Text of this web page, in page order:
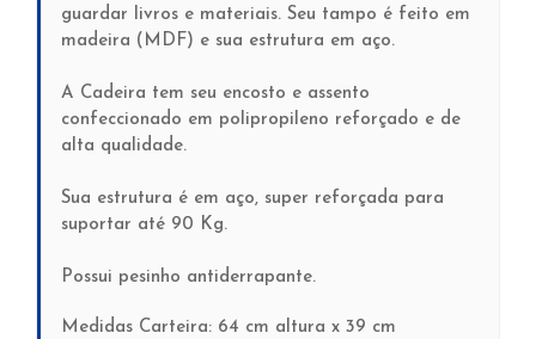
guardar livros e materiais. Seu tampo é feito em
madeira (MDF) e sua estrutura em aço.
A Cadeira tem seu encosto e assento
confeccionado em polipropileno reforçado e de
alta qualidade.
Sua estrutura é em aço, super reforçada para
suportar até 90 Kg.
Possui pesinho antiderrapante.
Medidas Carteira: 64 cm altura x 39 cm